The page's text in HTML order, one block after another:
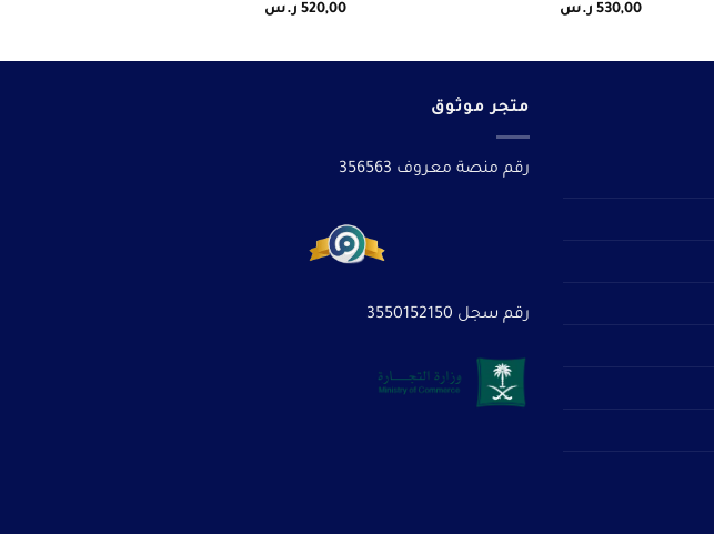
530,00 ر.س
520,00 ر.س
متجر موثوق
رقم منصة معروف 356563
رقم سجل 3550152150